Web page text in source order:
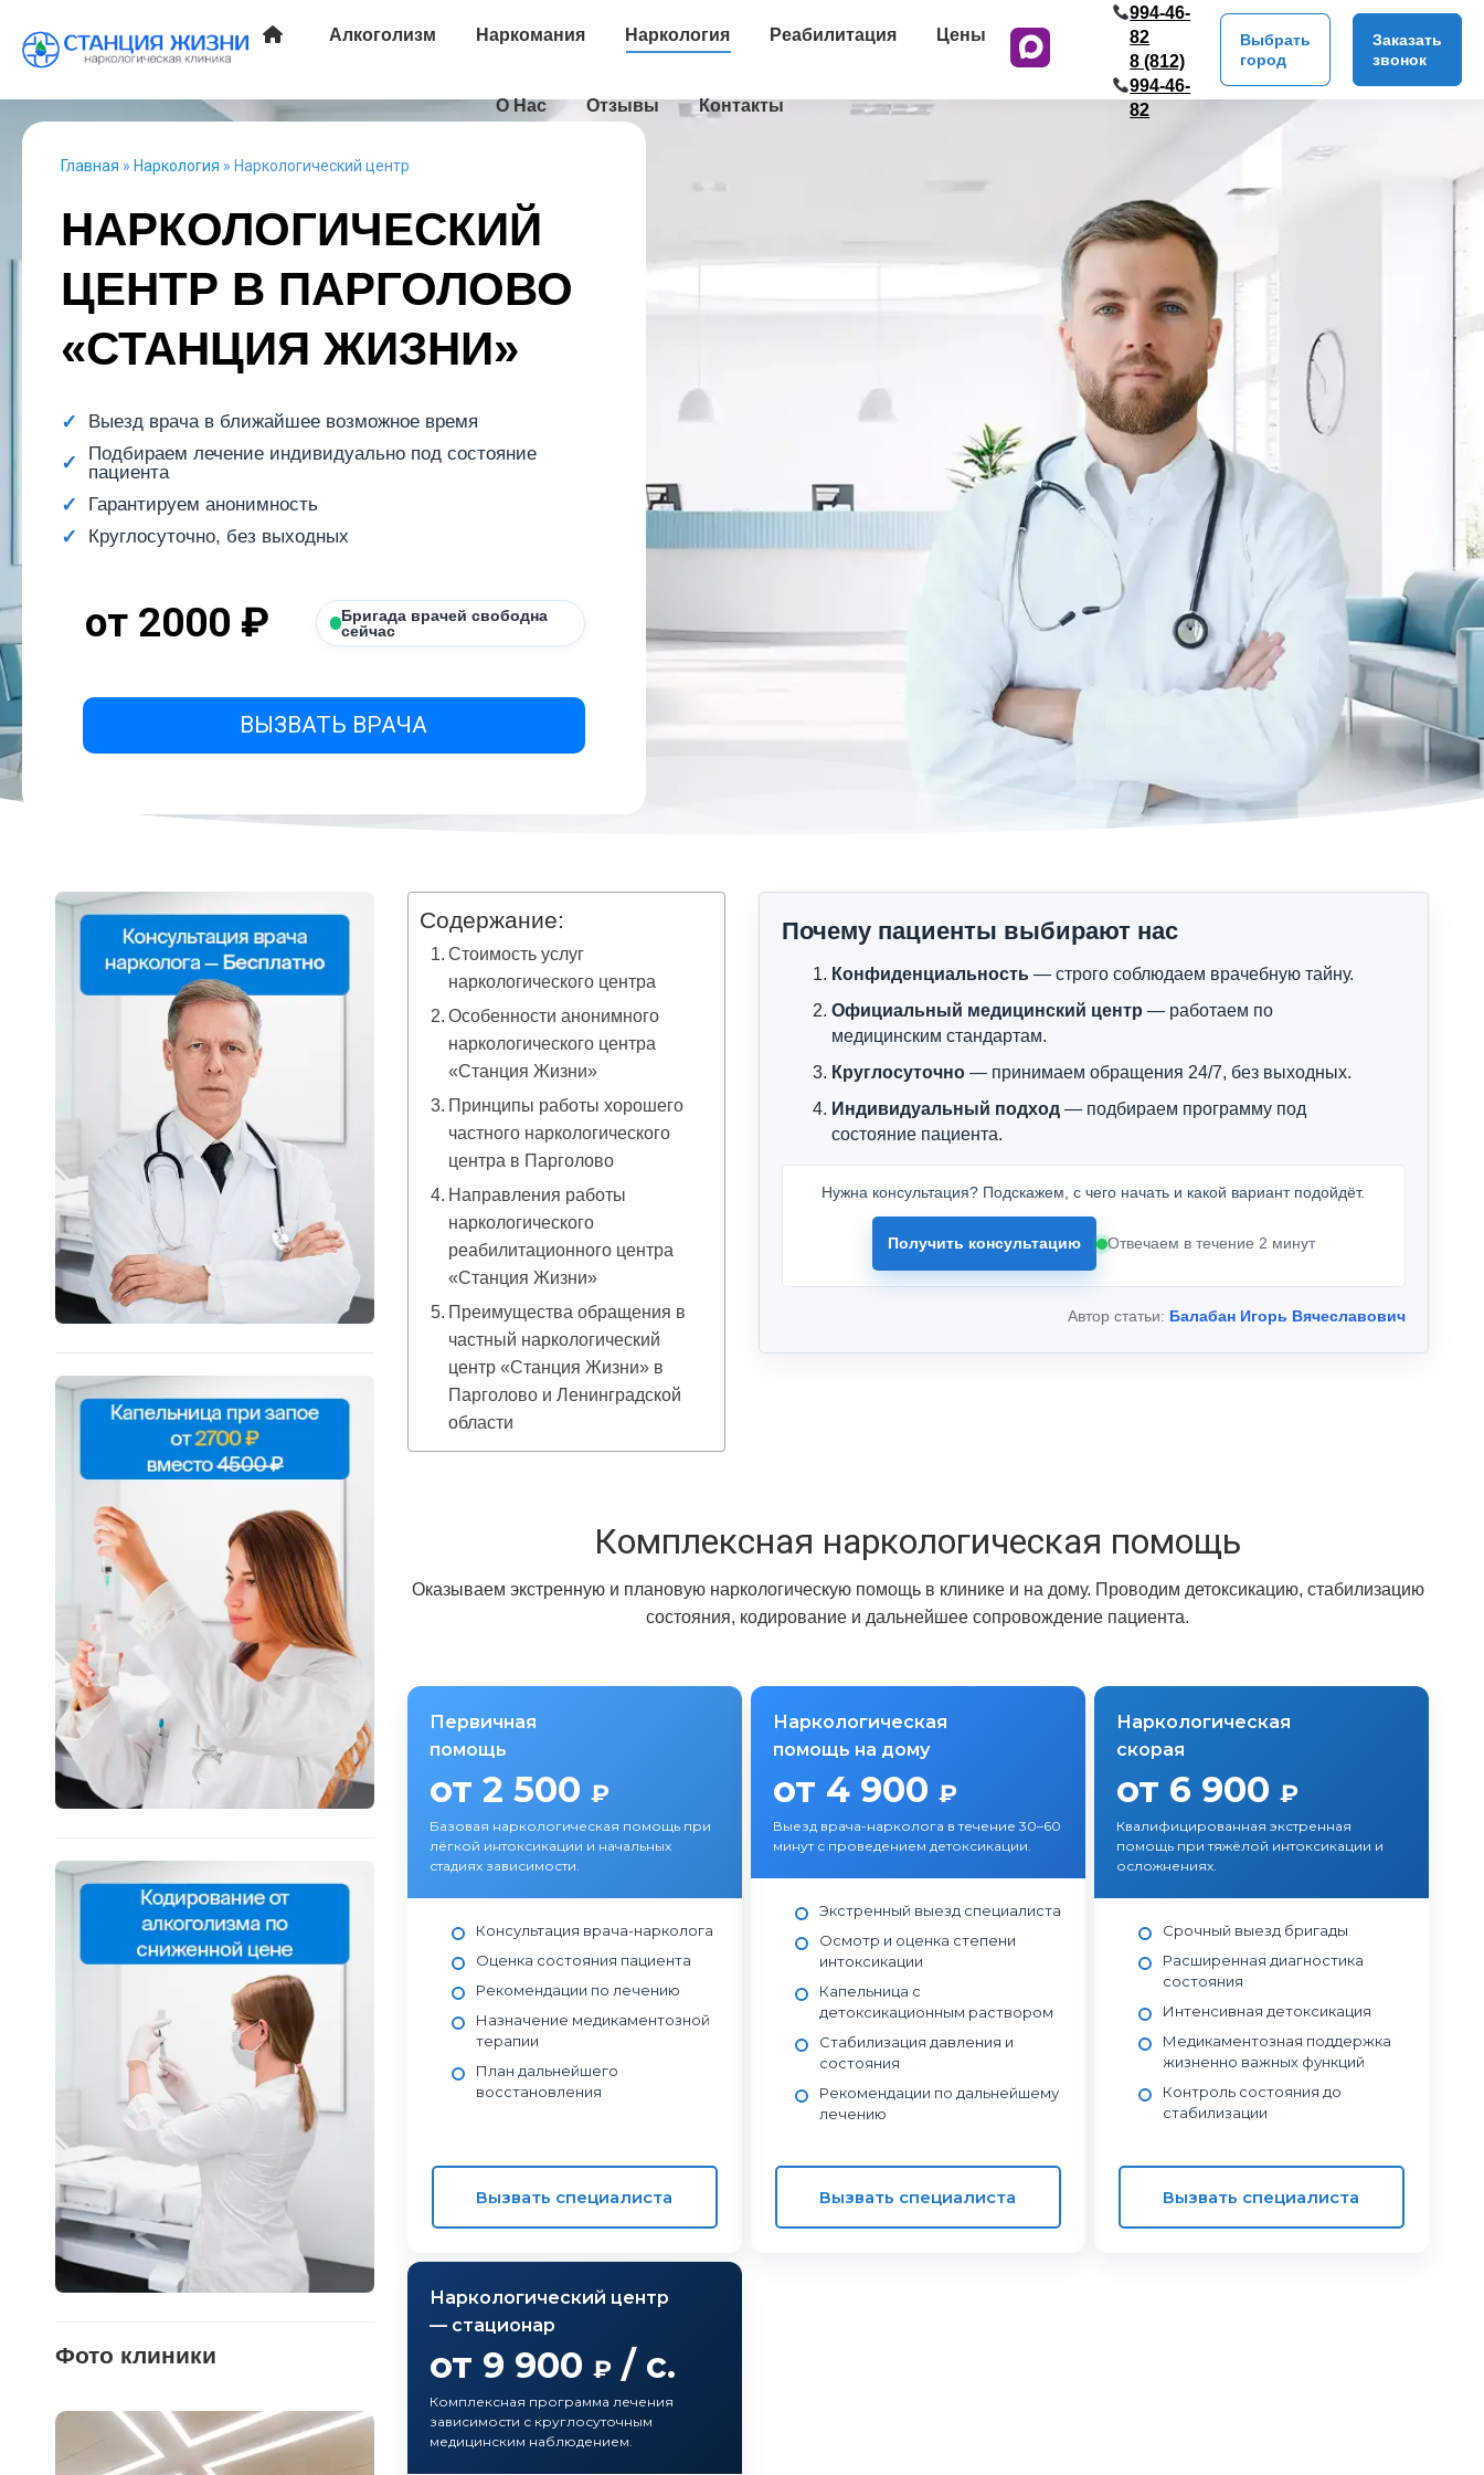
Алкоголизм Наркомания Наркология Реабилитация Цены
О Нас Отзывы Контакты
994-46-
82
8 (812)
994-46-
82
Выбрать
город
Заказать
звонок
Главная » Наркология » Наркологический центр
НАРКОЛОГИЧЕСКИЙ
ЦЕНТР В ПАРГОЛОВО
«СТАНЦИЯ ЖИЗНИ»
Выезд врача в ближайшее возможное время
Подбираем лечение индивидуально под состояние
пациента
Гарантируем анонимность
Круглосуточно, без выходных
от 2000 ₽
Бригада врачей свободна
сейчас
ВЫЗВАТЬ ВРАЧА
Фото клиники
Содержание:
Стоимость услуг
наркологического центра
Особенности анонимного
наркологического центра
«Станция Жизни»
Принципы работы хорошего
частного наркологического
центра в Парголово
Направления работы
наркологического
реабилитационного центра
«Станция Жизни»
Преимущества обращения в
частный наркологический
центр «Станция Жизни» в
Парголово и Ленинградской
области
Почему пациенты выбирают нас
Конфиденциальность— строго соблюдаем врачебную тайну.
Официальный медицинский центр — работаем по
медицинским стандартам.
Круглосуточно— принимаем обращения 24/7, без выходных.
Индивидуальный подход— подбираем программу под
состояние пациента.
Нужна консультация? Подскажем, с чего начать и какой вариант подойдёт.
Получить консультацию Отвечаем в течение 2 минут
Автор статьи: Балабан Игорь Вячеславович
Комплексная наркологическая помощь
Оказываем экстренную и плановую наркологическую помощь в клинике и на дому. Проводим детоксикацию, стабилизацию
состояния, кодирование и дальнейшее сопровождение пациента.
Первичная
помощь
от 2 500 ₽
Базовая наркологическая помощь при
лёгкой интоксикации и начальных
стадиях зависимости.
Консультация врача-нарколога
Оценка состояния пациента
Рекомендации по лечению
Назначение медикаментозной
терапии
План дальнейшего
восстановления
Вызвать специалиста
Наркологическая
помощь на дому
от 4 900 ₽
Выезд врача-нарколога в течение 30–60
минут с проведением детоксикации.
Экстренный выезд специалиста
Осмотр и оценка степени
интоксикации
Капельница с
детоксикационным раствором
Стабилизация давления и
состояния
Рекомендации по дальнейшему
лечению
Вызвать специалиста
Наркологическая
скорая
от 6 900 ₽
Квалифицированная экстренная
помощь при тяжёлой интоксикации и
осложнениях.
Срочный выезд бригады
Расширенная диагностика
состояния
Интенсивная детоксикация
Медикаментозная поддержка
жизненно важных функций
Контроль состояния до
стабилизации
Вызвать специалиста
Наркологический центр
— стационар
от 9 900 ₽/ с.
Комплексная программа лечения
зависимости с круглосуточным
медицинским наблюдением.